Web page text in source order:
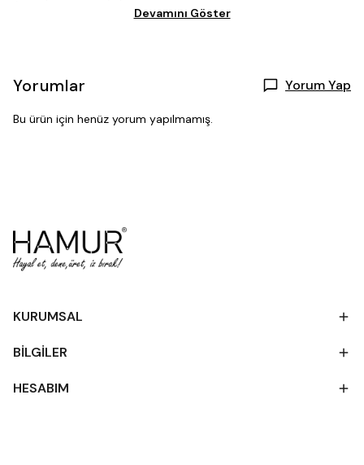
Devamını Göster
Yorumlar Yorum Yap
Bu ürün için henüz yorum yapılmamış.
KURUMSAL
BİLGİLER
HESABIM